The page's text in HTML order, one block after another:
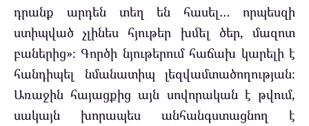
դրանք արդեն տեղ են հասել… որպեսզի
ստիպված չլինես հյութեր խմել ծեր, մազոտ
բաներից»։ Գործի նյութերում հաճախ կարելի է
հանդիպել նմանատիպ լեզվամտածողության։
Առաջին հայացքից այն սովորական է թվում,
սակայն խորապես անհանգստացնող է